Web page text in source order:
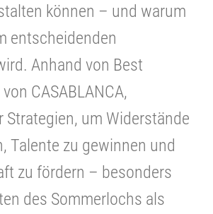
können – und warum
entscheidenden
Anhand von Best
CASABLANCA,
Strategien, um Widerstände
Talente zu gewinnen und
zu fördern – besonders
des Sommerlochs als